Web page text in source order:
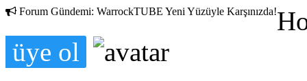
Forum Gündemi: WarrockTUBE Yeni Yüzüyle Karşınızda!
üye ol